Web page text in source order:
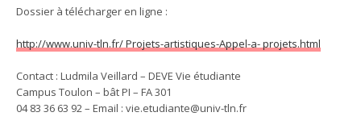
Dossier à télécharger en ligne :
http://www.univ-tln.fr/ Projets-artistiques-Appel-a- projets.html
Contact : Ludmila Veillard – DEVE Vie étudiante
Campus Toulon – bât PI – FA 301
04 83 36 63 92 – Email : vie.etudiante@univ-tln.fr